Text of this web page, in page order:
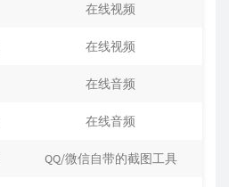
在线视频
在线视频
在线音频
在线音频
QQ/微信自带的截图工具